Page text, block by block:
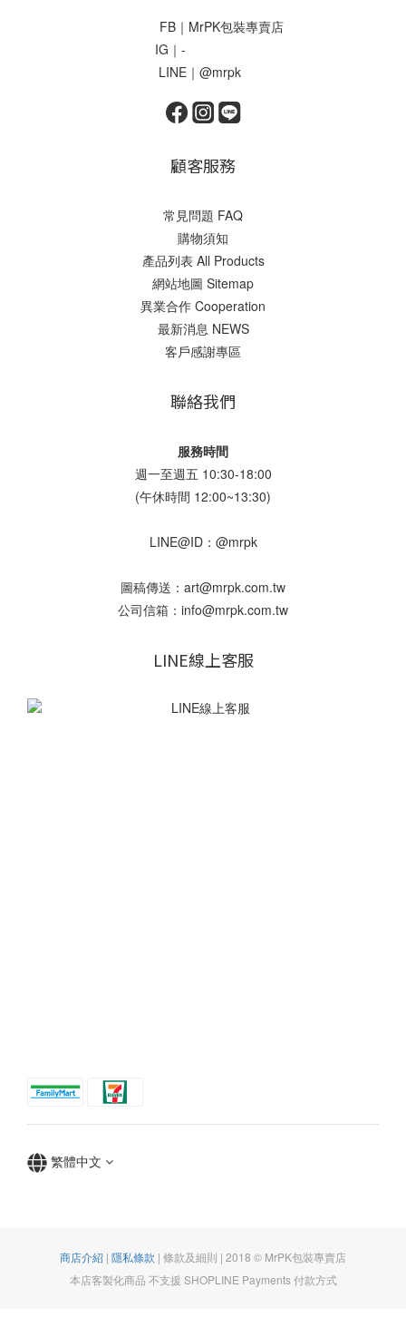
FB｜MrPK包裝專賣店
IG｜-
LINE｜@mrpk
顧客服務
常見問題 FAQ
購物須知
產品列表 All Products
網站地圖 Sitemap
異業合作 Cooperation
最新消息 NEWS
客戶感謝專區
聯絡我們
服務時間
週一至週五 10:30-18:00
(午休時間 12:00~13:30)
LINE@ID：@mrpk
圖稿傳送：art@mrpk.com.tw
公司信箱：info@mrpk.com.tw
LINE線上客服
繁體中文
商店介紹 | 隱私條款 | 條款及細則 | 2018 © MrPK包裝專賣店
本店客製化商品 不支援 SHOPLINE Payments 付款方式